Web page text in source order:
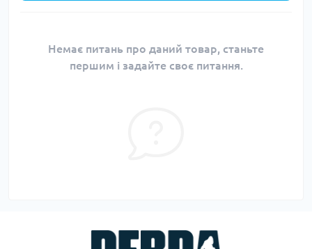
Немає питань про даний товар, станьте
першим і задайте своє питання.